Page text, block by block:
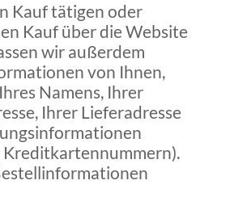
Kauf tätigen oder
Kauf über die Website
wir außerdem
von Ihnen,
Namens, Ihrer
Ihrer Lieferadresse
Kreditkartennummern).